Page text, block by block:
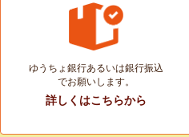
ゆうちょ銀行あるいは銀行振込
でお願いします。
詳しくはこちらから